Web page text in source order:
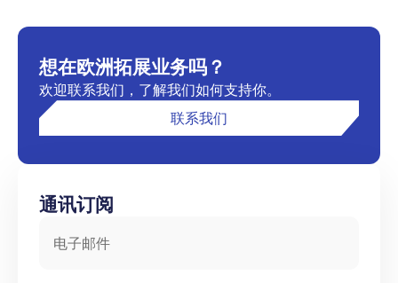
想在欧洲拓展业务吗？
欢迎联系我们，了解我们如何支持你。
联系我们
通讯订阅